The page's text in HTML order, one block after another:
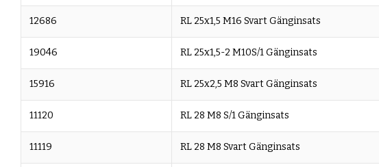
12686 RL 25x1,5 M16 Svart Gänginsats
19046 RL 25x1,5-2 M10S/1 Gänginsats
15916 RL 25x2,5 M8 Svart Gänginsats
11120 RL 28 M8 S/1 Gänginsats
11119 RL 28 M8 Svart Gänginsats